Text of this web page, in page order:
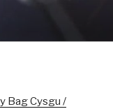
Bag Cysgu /